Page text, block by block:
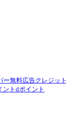
ー無料広告クレジッ
ントdポイント